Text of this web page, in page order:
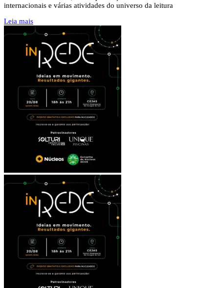
internacionais e várias atividades do universo da leitura
Leia mais